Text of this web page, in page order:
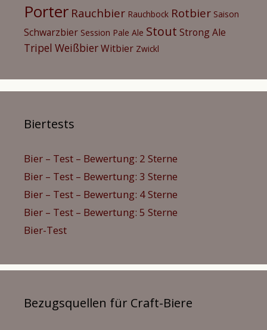
Porter Rauchbier Rauchbock Rotbier Saison
Schwarzbier Session Pale Ale Stout Strong Ale
Tripel WeißbierWitbier Zwickl
Biertests
Bier – Test – Bewertung: 2 Sterne
Bier – Test – Bewertung: 3 Sterne
Bier – Test – Bewertung: 4 Sterne
Bier – Test – Bewertung: 5 Sterne
Bier-Test
Bezugsquellen für Craft-Biere